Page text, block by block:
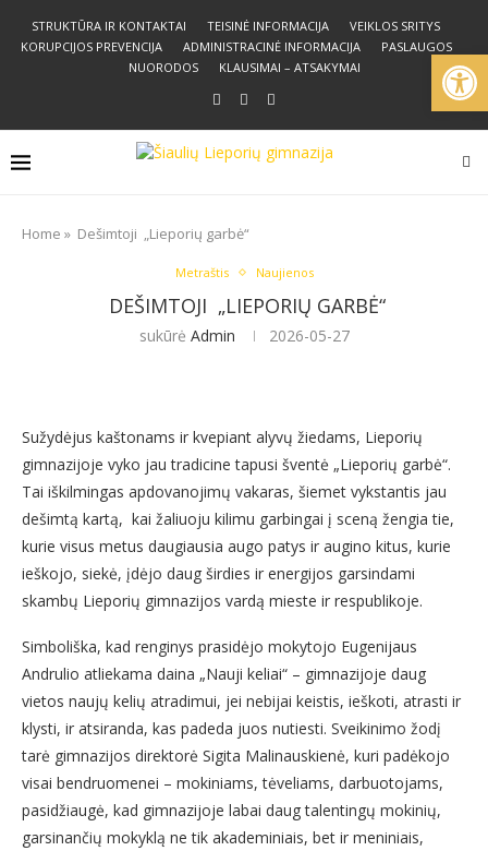
STRUKTŪRA IR KONTAKTAI TEISINĖ INFORMACIJA
VEIKLOS SRITYS
KORUPCIJOS PREVENCIJA
ADMINISTRACINĖ INFORMACIJA
PASLAUGOS
NUORODOS
KLAUSIMAI – ATSAKYMAI
Home » Dešimtoji „Lieporių garbė“
Metraštis Naujienos
DEŠIMTOJI „LIEPORIŲ GARBĖ“
sukūrė Admin 2026-05-27
Sužydėjus kaštonams ir kvepiant alyvų žiedams, Lieporių
gimnazijoje vyko jau tradicine tapusi šventė „Lieporių garbė“.
Tai iškilmingas apdovanojimų vakaras, šiemet vykstantis jau
dešimtą kartą, kai žaliuoju kilimu garbingai į sceną žengia tie,
kurie visus metus daugiausia augo patys ir augino kitus, kurie
ieškojo, siekė, įdėjo daug širdies ir energijos garsindami
skambų Lieporių gimnazijos vardą mieste ir respublikoje.
Simboliška, kad renginys prasidėjo mokytojo Eugenijaus
Andrulio atliekama daina „Nauji keliai“ – gimnazijoje daug
vietos naujų kelių atradimui, jei nebijai keistis, ieškoti, atrasti ir
klysti, ir atsiranda, kas padeda juos nutiesti. Sveikinimo žodį
tarė gimnazijos direktorė Sigita Malinauskienė, kuri padėkojo
visai bendruomenei – mokiniams, tėveliams, darbuotojams,
pasidžiaugė, kad gimnazijoje labai daug talentingų mokinių,
garsinančių mokyklą ne tik akademiniais, bet ir meniniais,